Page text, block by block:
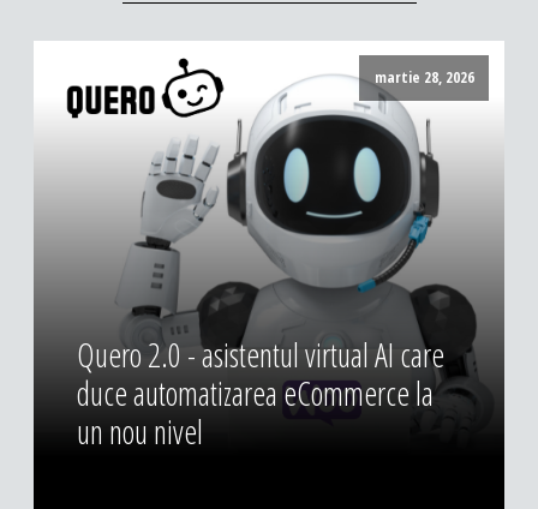
martie 28, 2026
Quero 2.0 - asistentul virtual AI care
duce automatizarea eCommerce la
un nou nivel